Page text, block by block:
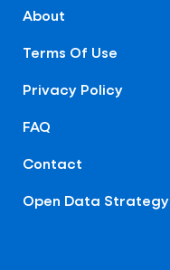
About
Terms Of Use
Privacy Policy
FAQ
Contact
Open Data Strategy